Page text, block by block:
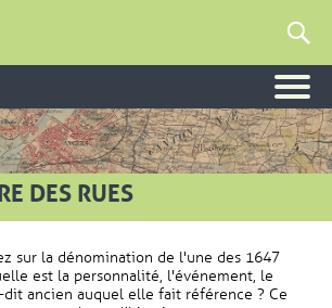
DES RUES
sur la dénomination de l'une des 1647
est la personnalité, l'événement, le
ancien auquel elle fait référence ? Ce